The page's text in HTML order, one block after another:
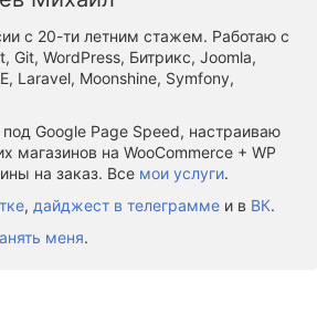
с 20-ти летним стажем. Работаю с
Git, WordPress, Битрикс, Joomla,
Laravel, Moonshine, Symfony,
Google Page Speed, настраиваю
магазинов на WooCommerce + WP
на заказ. Все мои услуги.
, дайджест в телеграмме и в ВК.
меня.